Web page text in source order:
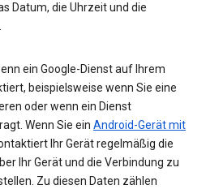
Datum, die Uhrzeit und die
ein Google-Dienst auf Ihrem
beispielsweise wenn Sie eine
oder wenn ein Dienst
Wenn Sie ein Android-Gerät mit
Ihr Gerät regelmäßig die
Ihr Gerät und die Verbindung zu
Zu diesen Daten zählen